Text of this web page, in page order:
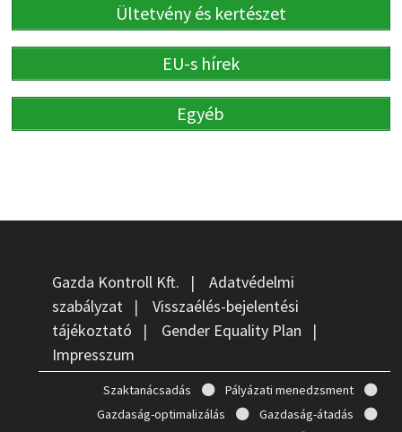
Ültetvény és kertészet
EU-s hírek
Egyéb
Gazda Kontroll Kft. | Adatvédelmi
szabályzat | Visszaélés-bejelentési
tájékoztató | Gender Equality Plan |
Impresszum
Szaktanácsadás
Pályázati menedzsment
Gazdaság-optimalizálás
Gazdaság-átadás